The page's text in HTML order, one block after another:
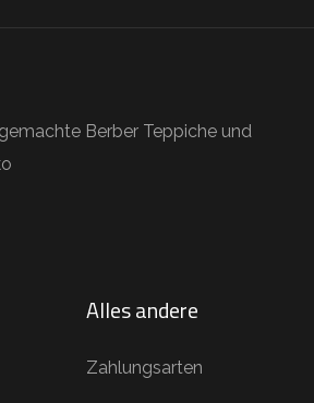
Berber Teppiche und
Alles andere
Zahlungsarten